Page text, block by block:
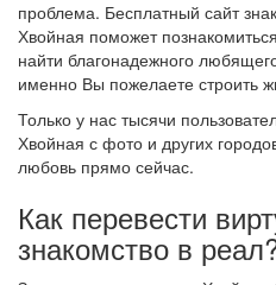
проблема. Бесплатный сайт
Хвойная поможет
найти благонадежного
именно Вы пожелаете строить
Только у нас тысячи
Хвойная с фото и других
любовь прямо сейчас.
Как перевести
знакомство в